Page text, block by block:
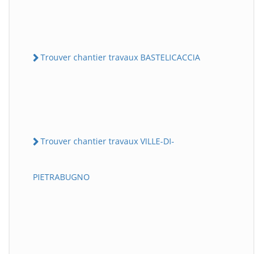
Trouver chantier travaux BASTELICACCIA
Trouver chantier travaux VILLE-DI-
PIETRABUGNO